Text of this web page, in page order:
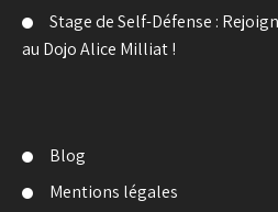
Stage de Self-Défense :
au Dojo Alice Milliat !
Blog
Mentions légales